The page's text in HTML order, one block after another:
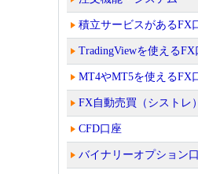
積立サービスがあるFX
TradingViewを使えるFX
MT4やMT5を使えるFX
FX自動売買（シストレ
CFD口座
バイナリーオプション